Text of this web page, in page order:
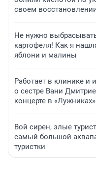
своем
Не нужно
картофеля! Как я
яблони и малины
Работает в клинике и
о сестре Вани
концерте в «Лужниках»
Вой сирен, злые
самый большой
туристки